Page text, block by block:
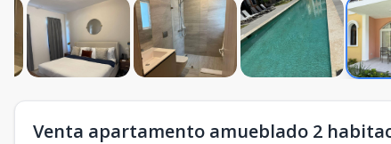
Venta apartamento amueblado 2